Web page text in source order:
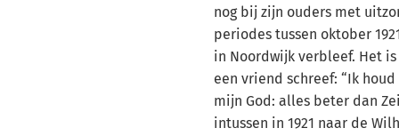
nog bij zijn ouders met
periodes tussen oktober
in Noordwijk verbleef. Het
een vriend schreef: “Ik
mijn God: alles beter dan
intussen in 1921 naar de